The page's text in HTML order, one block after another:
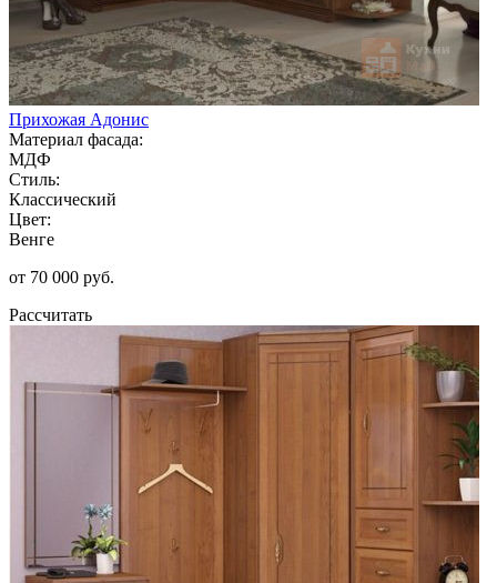
Прихожая Адонис
Материал фасада:
МДФ
Стиль:
Классический
Цвет:
Венге
от 70 000 руб.
Рассчитать